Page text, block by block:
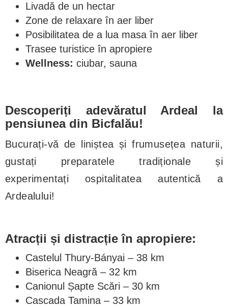
Livadă de un hectar
Zone de relaxare în aer liber
Posibilitatea de a lua masa în aer liber
Trasee turistice în apropiere
Wellness: ciubar, sauna
Descoperiți adevăratul Ardeal la
pensiunea din Bicfalău!
Bucurați-vă de liniștea și frumusețea naturii,
gustați preparatele tradiționale și
experimentați ospitalitatea autentică a
Ardealului!
Atracții și distracție în apropiere:
Castelul Thury-Bányai – 38 km
Biserica Neagră – 32 km
Canionul Șapte Scări – 30 km
Cascada Tamina – 33 km